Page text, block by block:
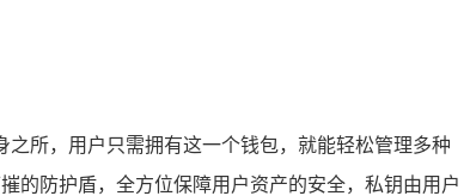
所，用户只需拥有这一个钱包，就能轻松管理多种
的防护盾，全方位保障用户资产的安全，私钥由用户